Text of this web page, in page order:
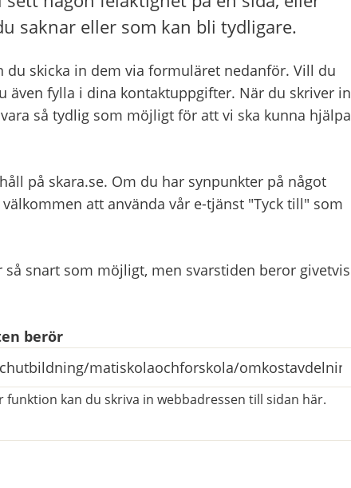
saknar eller som kan bli tydligare.
du skicka in dem via formuläret nedanför. Vill du
även fylla i dina kontaktuppgifter. När du skriver in
så tydlig som möjligt för att vi ska kunna hjälpa
på skara.se. Om du har synpunkter på något
att använda vår e-tjänst "Tyck till" som
snart som möjligt, men svarstiden beror givetvis
berör
kan du skriva in webbadressen till sidan här.